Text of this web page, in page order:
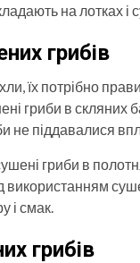
на лотках
грибів
їх потрібно
гриби в скляних
не піддавалися
гриби в
використанням
і смак.
грибів